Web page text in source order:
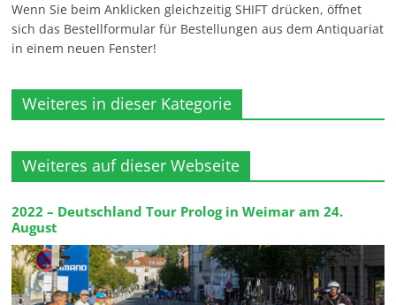
Wenn Sie beim Anklicken gleichzeitig SHIFT drücken, öffnet
sich das Bestellformular für Bestellungen aus dem Antiquariat
in einem neuen Fenster!
Weiteres in dieser Kategorie
Weiteres auf dieser Webseite
2022 – Deutschland Tour Prolog in Weimar am 24.
August